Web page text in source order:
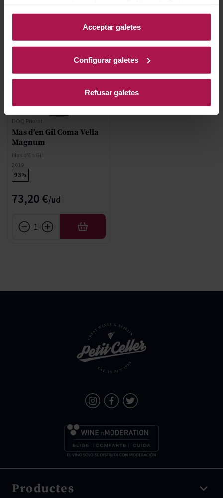
Acceptar galetes
Configurar galetes
Refusar galetes
DOQ Priorat
Mas d'en Gil Coma Vella
Magnum
Mas d'En Gil
2019
93Pa
73,20 €
AFEGIR
Productes